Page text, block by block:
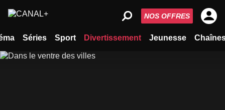
Séries Sport Divertissement Jeunesse
NOS OFFRES